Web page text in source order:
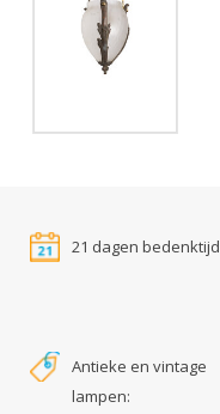
21 dagen bedenktijd
Antieke en vintage
lampen: